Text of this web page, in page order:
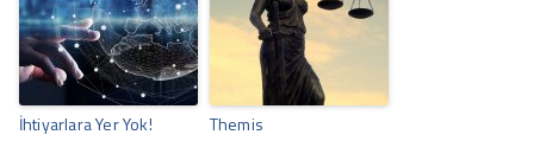
İhtiyarlara Yer Yok! Themis